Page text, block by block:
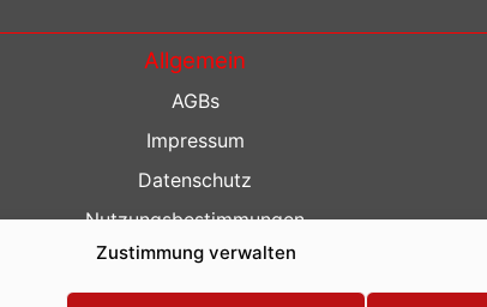
Zustimmung verwalten
Allgemein
AGBs
Impressum
Datenschutz
Nutzungsbestimmungen
Kontakt
Barrierefreiheit